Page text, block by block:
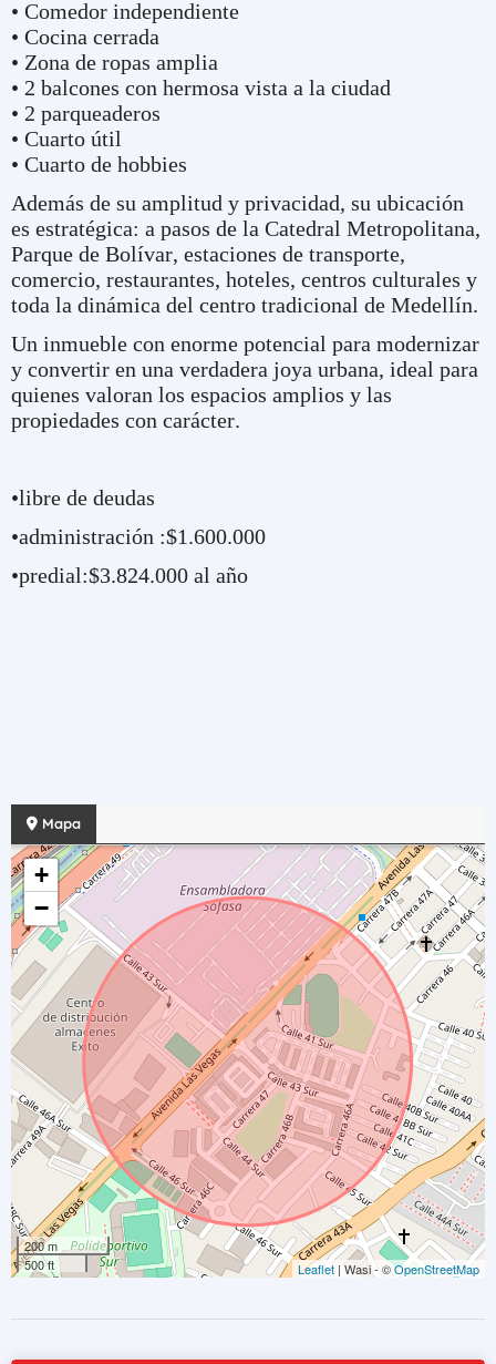
• Comedor independiente
• Cocina cerrada
• Zona de ropas amplia
• 2 balcones con hermosa vista a la ciudad
• 2 parqueaderos
• Cuarto útil
• Cuarto de hobbies
Además de su amplitud y privacidad, su ubicación
es estratégica: a pasos de la Catedral Metropolitana,
Parque de Bolívar, estaciones de transporte,
comercio, restaurantes, hoteles, centros culturales y
toda la dinámica del centro tradicional de Medellín.
Un inmueble con enorme potencial para modernizar
y convertir en una verdadera joya urbana, ideal para
quienes valoran los espacios amplios y las
propiedades con carácter.
•libre de deudas
•administración :$1.600.000
•predial:$3.824.000 al año
Mapa
+
−
200 m
500 ft
Leaflet | Wasi - ©OpenStreetMap